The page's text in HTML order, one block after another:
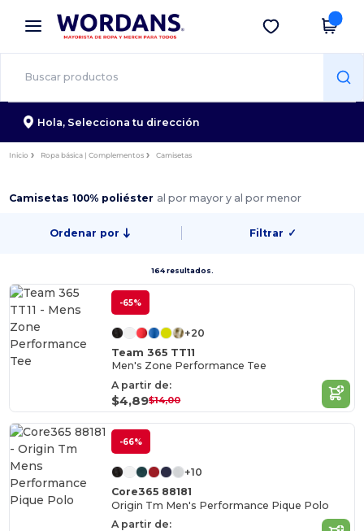
× App de Wordans
¡Mejores precios en app!
Descargar app
Hola, Selecciona tu dirección
Inicio Ropa básica | Complementos Camisetas
Camisetas 100% poliéster al por mayor y al por menor
Ordenar por Filtrar ✓
164 resultados.
-65%
+20
Team 365 TT11
Men's Zone Performance Tee
A partir de:
$4,89$14,00
-66%
+10
Core365 88181
Origin Tm Men's Performance Pique Polo
A partir de: